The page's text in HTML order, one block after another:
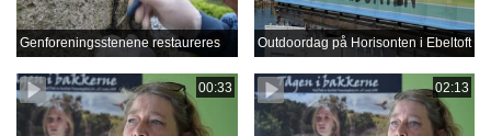
Genforeningsstenene restaureres Outdoordag på Horisonten i Ebeltoft
00:33 02:13